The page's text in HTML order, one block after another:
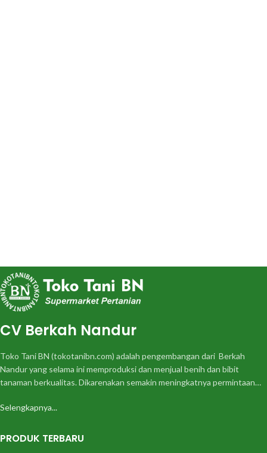
CV Berkah Nandur
Toko Tani BN (tokotanibn.com) adalah pengembangan dari Berkah
Nandur yang selama ini memproduksi dan menjual benih dan bibit
tanaman berkualitas. Dikarenakan semakin meningkatnya permintaan…
Selengkapnya...
PRODUK TERBARU